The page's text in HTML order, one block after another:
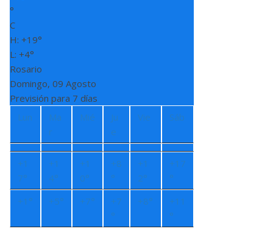
°
C
H: +19°
L: +4°
Rosario
Domingo, 09 Agosto
Previsión para 7 días
Lun
Ma
r
Mié
Ju
e
Vie Sáb
+1
7°
+1
4°
+1
0°
+8
°
+1
2°
+17
°
+1° +5° +7° +7
°
+8° +11
°